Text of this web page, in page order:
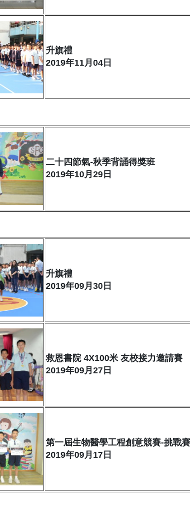
升旗禮
2019年11月04日
二十四節氣-秋季背誦得獎班
2019年10月29日
升旗禮
2019年09月30日
救恩書院 4X100米 友校接力邀請賽
2019年09月27日
第一屆生物醫學工程創意競賽-挑戰
2019年09月17日